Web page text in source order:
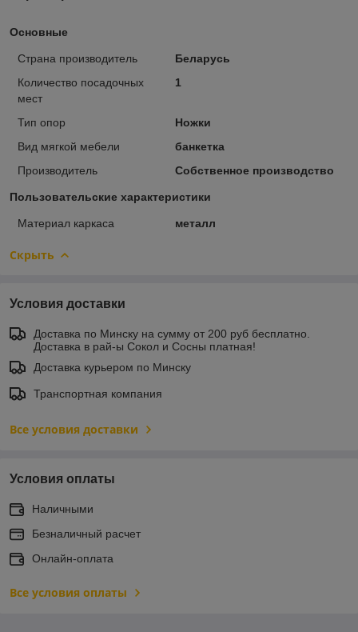
Основные
Страна производитель
Беларусь
Количество посадочных
мест
1
Тип опор
Ножки
Вид мягкой мебели
банкетка
Производитель
Собственное производство
Пользовательские характеристики
Материал каркаса металл
Скрыть
Условия доставки
Доставка по Минску на сумму от 200 руб бесплатно.
Доставка в рай-ы Сокол и Сосны платная!
Доставка курьером по Минску
Транспортная компания
Все условия доставки
Условия оплаты
Наличными
Безналичный расчет
Онлайн-оплата
Все условия оплаты